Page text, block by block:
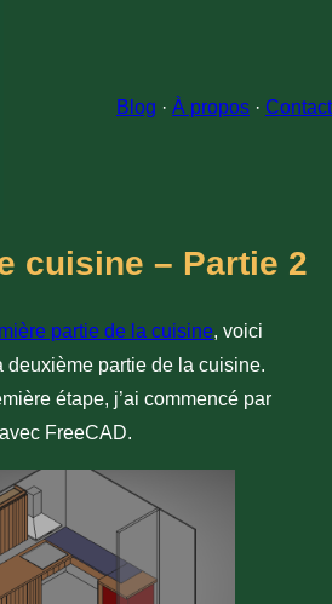
Blog · À propos · Contact
cuisine – Partie 2
partie de la cuisine, voici
deuxième partie de la cuisine.
étape, j’ai commencé par
FreeCAD.